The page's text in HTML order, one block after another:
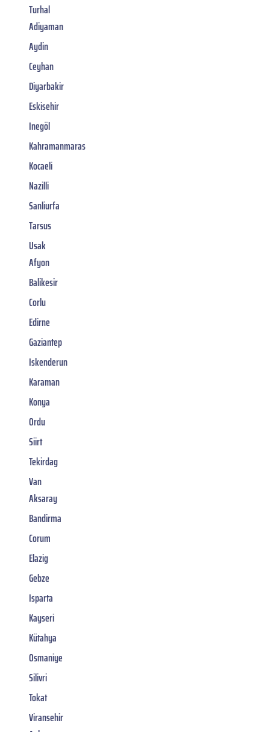
Turhal
Adiyaman
Aydin
Ceyhan
Diyarbakir
Eskisehir
Inegöl
Kahramanmaras
Kocaeli
Nazilli
Sanliurfa
Tarsus
Usak
Afyon
Balikesir
Corlu
Edirne
Gaziantep
Iskenderun
Karaman
Konya
Ordu
Siirt
Tekirdag
Van
Aksaray
Bandirma
Corum
Elazig
Gebze
Isparta
Kayseri
Kütahya
Osmaniye
Silivri
Tokat
Viransehir